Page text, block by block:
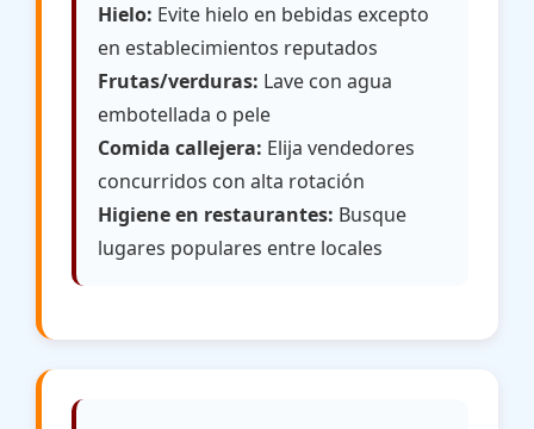
Hielo: Evite hielo en bebidas excepto
en establecimientos reputados
Frutas/verduras: Lave con agua
embotellada o pele
Comida callejera: Elija vendedores
concurridos con alta rotación
Higiene en restaurantes: Busque
lugares populares entre locales